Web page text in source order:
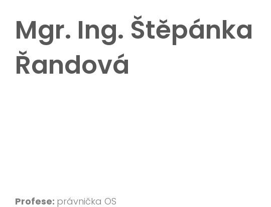
Mgr. Ing. Štěpánka
Řandová
Profese: právnička OS